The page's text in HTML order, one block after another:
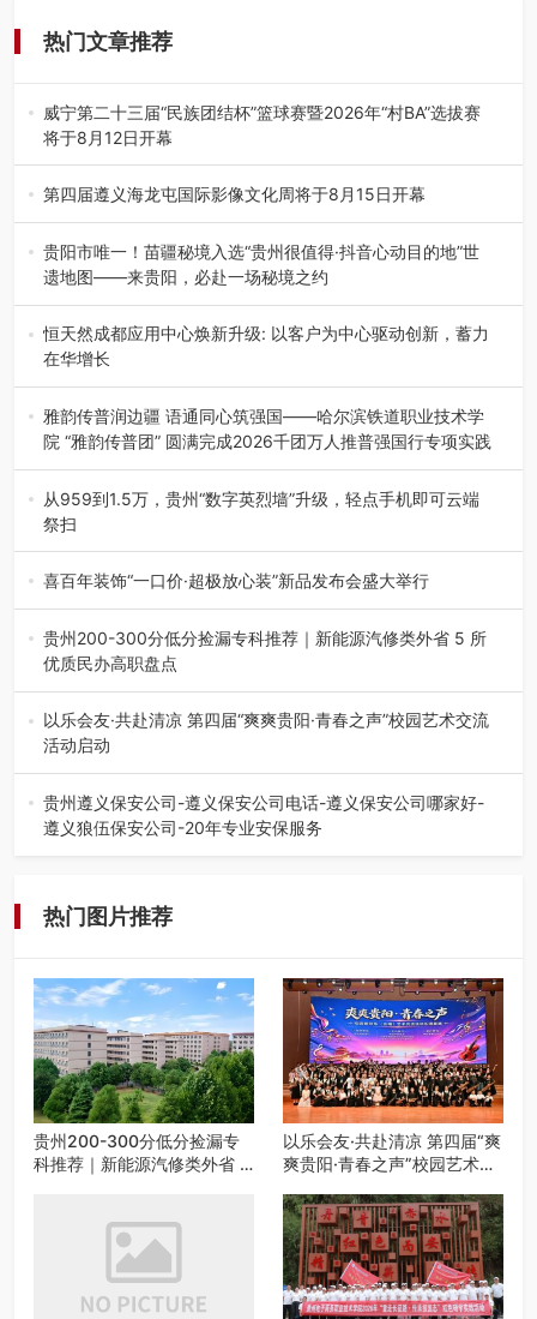
热门文章推荐
威宁第二十三届“民族团结杯”篮球赛暨2026年“村BA”选拔赛
将于8月12日开幕
8月7日，威宁彝族回族苗族自治县第二十三届“民族团结
杯”篮球赛暨2026年“村B…
第四届遵义海龙屯国际影像文化周将于8月15日开幕
8月7日，第四届遵义海龙屯国际影像文化周媒体通气会在世
界文化遗产地海龙屯核心景区…
贵阳市唯一！苗疆秘境入选“贵州很值得·抖音心动目的地”世
遗地图——来贵阳，必赴一场秘境之约
2026年7月21日，2026年“贵州很值得”暨抖音“心动目的
地”（贵州站）主题…
恒天然成都应用中心焕新升级: 以客户为中心驱动创新，蓄力
在华增长
融合全球研发实力与本土洞察，深化客户共创，赋能西南市
场创新发展 （7月27日，成…
雅韵传普润边疆 语通同心筑强国——哈尔滨铁道职业技术学
院 “雅韵传普团” 圆满完成2026千团万人推普强国行专项实践
为扎实推进2026“千团万人推普强国行”大学生暑期社会实
践，牢牢紧扣 “雅韵传普…
从959到1.5万，贵州“数字英烈墙”升级，轻点手机即可云端
祭扫
八一建军节到来之际，由贵州省退役军人事务厅指导，贵阳
市退役军人事务局联合贵州广电…
喜百年装饰“一口价·超极放心装”新品发布会盛大举行
2026年7月31日，喜百年装饰“一口价·超极放心装”新品发布
会在贵阳隆重举行。…
贵州200-300分低分捡漏专科推荐｜新能源汽修类外省 5 所
优质民办高职盘点
在贵州省高考志愿填报体系中，200至300分数段考生可选择
的省内工科、新能源汽车…
以乐会友·共赴清凉 第四届“爽爽贵阳·青春之声”校园艺术交流
活动启动
七月的贵阳，清风送爽，第四届“爽爽贵阳·青春之声”校园管
弦乐（合唱）艺术交流活动…
贵州遵义保安公司-遵义保安公司电话-遵义保安公司哪家好-
遵义狼伍保安公司-20年专业安保服务
热门图片推荐
贵州200-300分低分捡漏专
科推荐｜新能源汽修类外省 5
以乐会友·共赴清凉 第四届“爽
爽贵阳·青春之声”校园艺术交